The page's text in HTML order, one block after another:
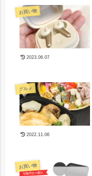
お買い物
2023.06.07
グルメ
2022.11.06
お買い物